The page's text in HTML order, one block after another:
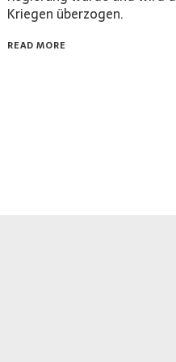
Kriegen überzogen.
READ MORE